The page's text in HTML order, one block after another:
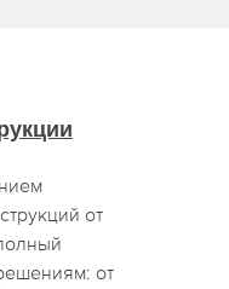
от
от